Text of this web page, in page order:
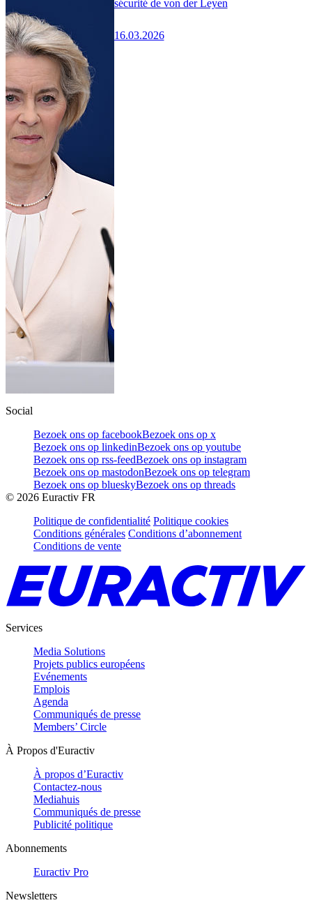
sécurité de von der Leyen
16.03.2026
Social
Bezoek ons op facebookBezoek ons op x
Bezoek ons op linkedinBezoek ons op youtube
Bezoek ons op rss-feedBezoek ons op instagram
Bezoek ons op mastodonBezoek ons op telegram
Bezoek ons op blueskyBezoek ons op threads
© 2026 Euractiv FR
Politique de confidentialité Politique cookies
Conditions générales Conditions d’abonnement
Conditions de vente
Services
Media Solutions
Projets publics européens
Evénements
Emplois
Agenda
Communiqués de presse
Members’ Circle
À Propos d'Euractiv
À propos d’Euractiv
Contactez-nous
Mediahuis
Communiqués de presse
Publicité politique
Abonnements
Euractiv Pro
Newsletters